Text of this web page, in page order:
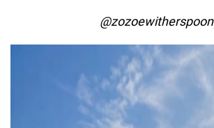
@zozoewitherspoon